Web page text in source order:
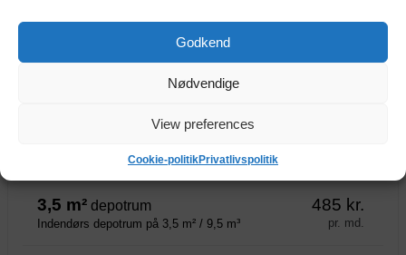
Godkend
Nødvendige
View preferences
Cookie-politikPrivatlivspolitik
Fynsvej 1, 5500 Middelfart
Adgang døgnet rundt
3,5 m² depotrum
Indendørs depotrum på 3,5 m² / 9,5 m³
485 kr.
pr. md.